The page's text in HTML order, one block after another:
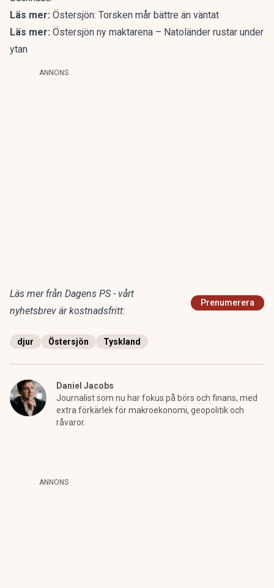
Läs mer: Östersjön: Torsken mår bättre än väntat
Läs mer: Östersjön ny maktarena – Natoländer rustar under
ytan
ANNONS
Läs mer från Dagens PS - vårt
nyhetsbrev är kostnadsfritt:
Prenumerera
djur Östersjön Tyskland
Daniel Jacobs
Journalist som nu har fokus på börs och finans, med
extra förkärlek för makroekonomi, geopolitik och
råvaror.
ANNONS